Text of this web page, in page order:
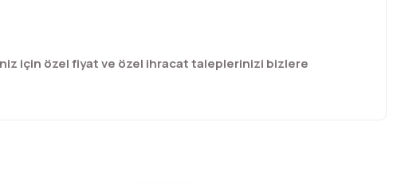
için özel fiyat ve özel ihracat taleplerinizi bizlere